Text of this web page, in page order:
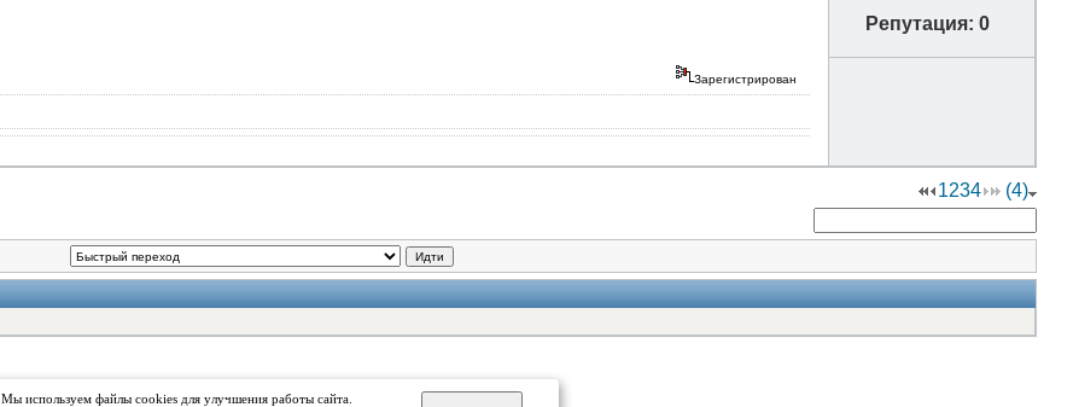
Мы используем файлы cookies для улучшения работы сайта.
Репутация: 0
Зарегистрирован
1234 (4)
Идти